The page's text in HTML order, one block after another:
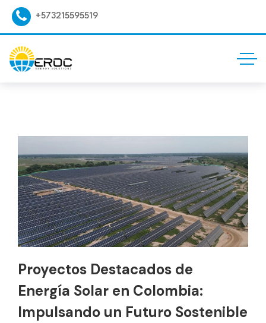
+573215595519
Proyectos Destacados de
Energía Solar en Colombia:
Impulsando un Futuro Sostenible